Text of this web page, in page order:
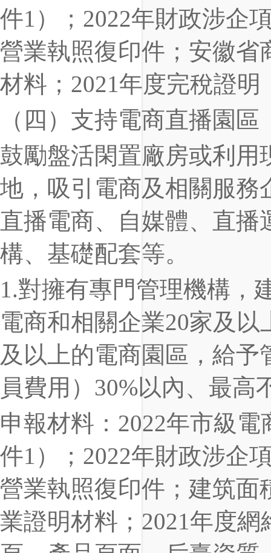
件1）；2022年財政涉企
營業執照復印件；安徽省
材料；2021年度完稅證
（四）支持電商直播園
鼓勵盤活閑置廠房或利用
地，吸引電商及相關服務
直播電商、自媒體、直
構、基礎配套等。
1.對擁有專門管理機構，
電商和相關企業20家及
及以上的電商園區，給
員費用）30%以內、最高
申報材料：2022年市級
件1）；2022年財政涉企
營業執照復印件；建筑面
業證明材料；2021年度